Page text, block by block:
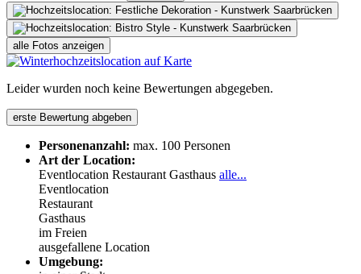
alle Fotos anzeigen
Leider wurden noch keine Bewertungen abgegeben.
erste Bewertung abgeben
Personenanzahl: max. 100 Personen
Art der Location:
Eventlocation Restaurant Gasthaus alle...
Eventlocation
Restaurant
Gasthaus
im Freien
ausgefallene Location
Umgebung: